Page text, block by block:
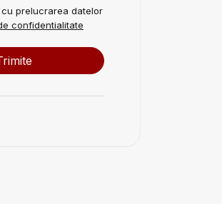
prelucrarea datelor
confidentialitate